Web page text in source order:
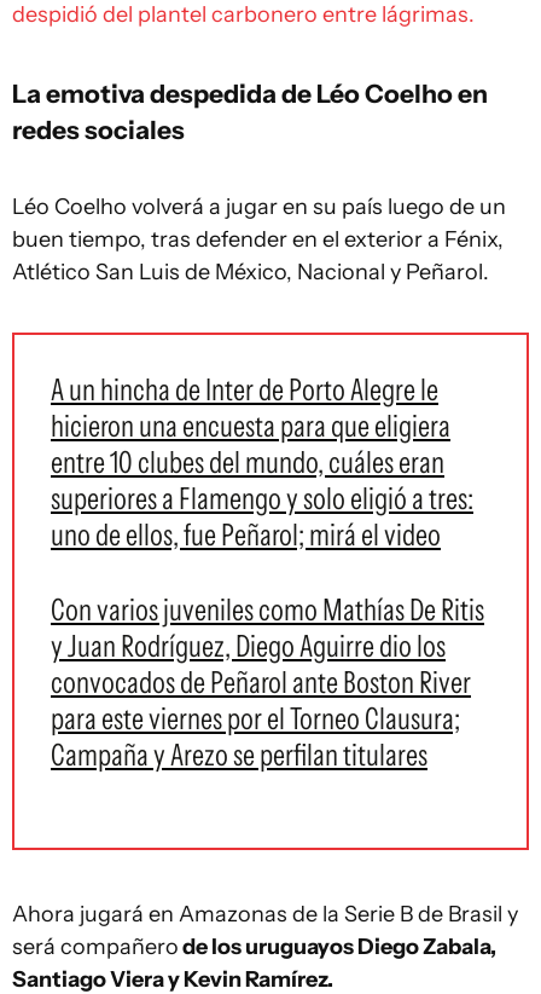
despidió del plantel carbonero entre lágrimas.
La emotiva despedida de Léo Coelho en
redes sociales
Léo Coelho volverá a jugar en su país luego de un
buen tiempo, tras defender en el exterior a Fénix,
Atlético San Luis de México, Nacional y Peñarol.
A un hincha de Inter de Porto Alegre le
hicieron una encuesta para que eligiera
entre 10 clubes del mundo, cuáles eran
superiores a Flamengo y solo eligió a tres:
uno de ellos, fue Peñarol; mirá el video
Con varios juveniles como Mathías De Ritis
y Juan Rodríguez, Diego Aguirre dio los
convocados de Peñarol ante Boston River
para este viernes por el Torneo Clausura;
Campaña y Arezo se perfilan titulares
Ahora jugará en Amazonas de la Serie B de Brasil y
será compañerode los uruguayos Diego Zabala,
Santiago Viera y Kevin Ramírez.